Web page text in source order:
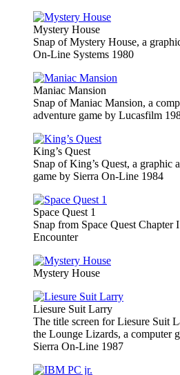
Mystery House
Snap of Mystery House, a
On-Line Systems 1980
Maniac Mansion
Snap of Maniac Mansion, a
adventure game by Lucasfilm
King’s Quest
Snap of King’s Quest, a graphic
game by Sierra On-Line 1984
Space Quest 1
Snap from Space Quest Chapter
Encounter
Mystery House
Liesure Suit Larry
The title screen for Liesure Suit
the Lounge Lizards, a computer
Sierra On-Line 1987